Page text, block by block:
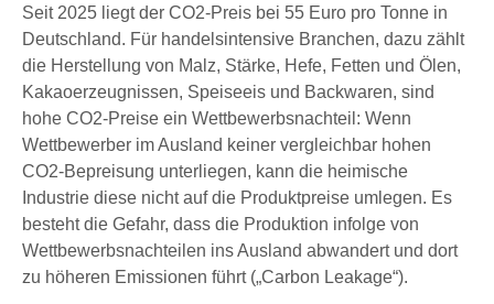
Seit 2025 liegt der CO2-Preis bei 55 Euro pro Tonne in
Deutschland. Für handelsintensive Branchen, dazu zählt
die Herstellung von Malz, Stärke, Hefe, Fetten und Ölen,
Kakaoerzeugnissen, Speiseeis und Backwaren, sind
hohe CO2-Preise ein Wettbewerbsnachteil: Wenn
Wettbewerber im Ausland keiner vergleichbar hohen
CO2-Bepreisung unterliegen, kann die heimische
Industrie diese nicht auf die Produktpreise umlegen. Es
besteht die Gefahr, dass die Produktion infolge von
Wettbewerbsnachteilen ins Ausland abwandert und dort
zu höheren Emissionen führt („Carbon Leakage“).